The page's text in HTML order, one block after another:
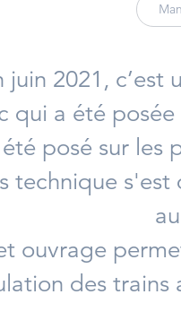
juin 2021,
qui a été posée
posé sur les
technique s'est
ouvrage
des trains